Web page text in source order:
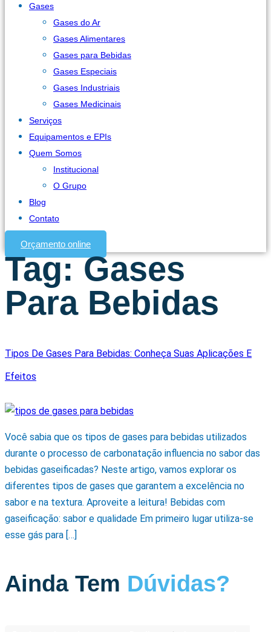
Gases
Gases do Ar
Gases Alimentares
Gases para Bebidas
Gases Especiais
Gases Industriais
Gases Medicinais
Serviços
Equipamentos e EPIs
Quem Somos
Institucional
O Grupo
Blog
Contato
Orçamento online
Tag:Gases
Para Bebidas
Tipos De Gases Para Bebidas: Conheça Suas Aplicações E
Efeitos
Você sabia que os tipos de gases para bebidas utilizados
durante o processo de carbonatação influencia no sabor das
bebidas gaseificadas? Neste artigo, vamos explorar os
diferentes tipos de gases que garantem a excelência no
sabor e na textura. Aproveite a leitura! Bebidas com
gaseificação: sabor e qualidade Em primeiro lugar utiliza-se
esse gás para […]
Ainda Tem Dúvidas?